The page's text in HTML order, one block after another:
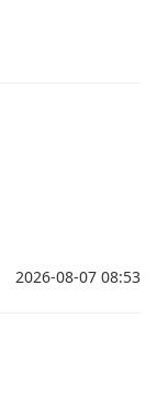
2026-08-07 08:53